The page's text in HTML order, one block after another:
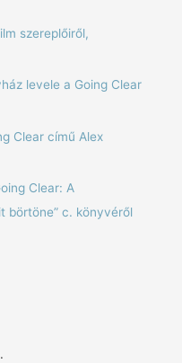
szereplőiről,
levele a Going Clear
Clear című Alex
Clear: A
börtöne” c. könyvéről